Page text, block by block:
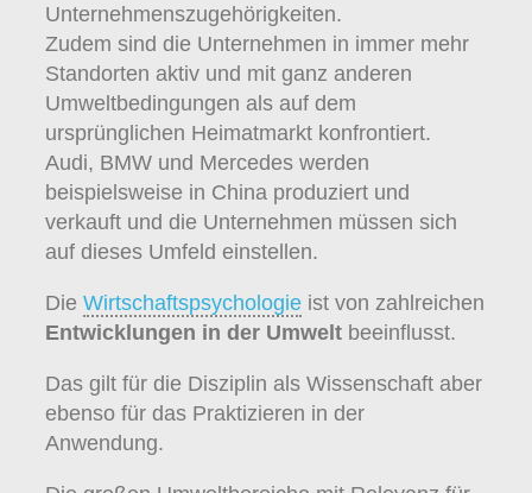
Unternehmenszugehörigkeiten.
Zudem sind die Unternehmen in immer mehr
Standorten aktiv und mit ganz anderen
Umweltbedingungen als auf dem
ursprünglichen Heimatmarkt konfrontiert.
Audi, BMW und Mercedes werden
beispielsweise in China produziert und
verkauft und die Unternehmen müssen sich
auf dieses Umfeld einstellen.
Die Wirtschaftspsychologie ist von zahlreichen
Entwicklungen in der Umwelt beeinflusst.
Das gilt für die Disziplin als Wissenschaft aber
ebenso für das Praktizieren in der
Anwendung.